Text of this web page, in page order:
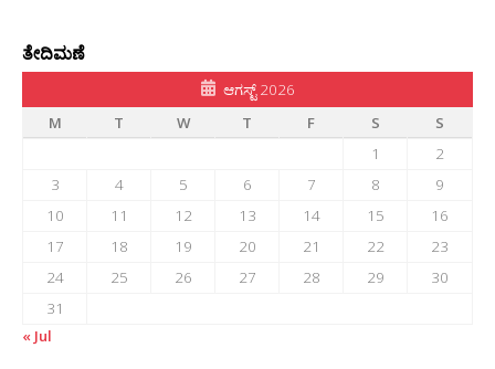
ತೇದಿಮಣೆ
ಆಗಸ್ಟ್ 2026
M
T W T F S
S
1
2
3
4 5 6 7 8
9
10
11 12 13 14 15
16
17
18 19 20 21 22
23
24
25 26 27 28 29
30
31
« Jul